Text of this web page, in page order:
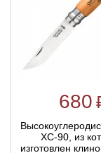
680
ХС-90, из
изготовлен